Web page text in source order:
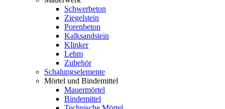
Schwerbeton
Ziegelstein
Porenbeton
Kalksandstein
Klinker
Lehm
Zubehör
Schalungselemente
Mörtel und Bindemittel
Mauermörtel
Bindemittel